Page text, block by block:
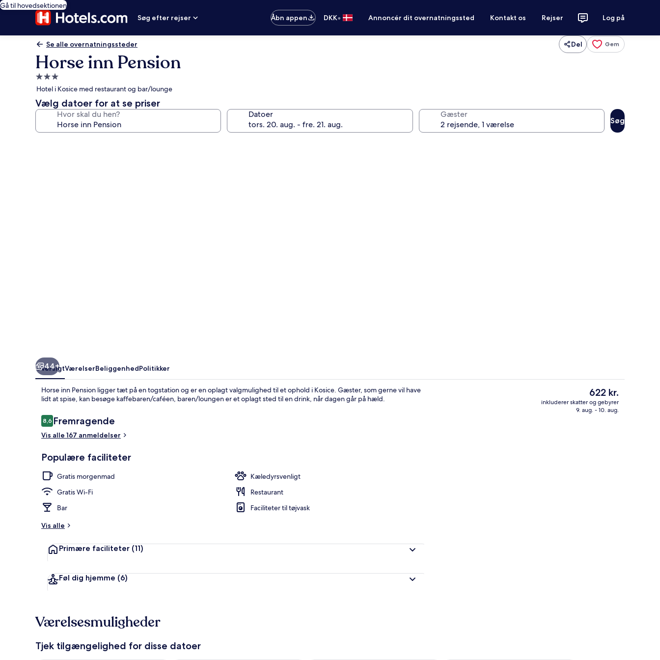
Gå til hovedsektionen
Søg efter rejser
Åbn appen DKK• Annoncér dit overnatningssted Kontakt os Rejser Log på
Se alle overnatningssteder Del Gem
Horse inn Pension
3.0-
stjernet
overnatningssted
Hotel i Kosice med restaurant og bar/lounge
Vælg datoer for at se priser
Hvor skal du hen? Datoer Gæster
Søg
Standardværelse med 2
44+
OversigtVærelserBeliggenhedPolitikker
Horse inn Pension ligger tæt på en togstation og er en oplagt valgmulighed til et ophold i Kosice. Gæster, som gerne vil have
lidt at spise, kan besøge kaffebaren/caféen, baren/loungen er et oplagt sted til en drink, når dagen går på hæld.
Anmeldelser
8,68,6 ud af 10.
Fremragende
Vis alle 167 anmeldelser
Populære faciliteter
Gratis morgenmad
Kæledyrsvenligt
Gratis Wi-Fi
Restaurant
Bar
Faciliteter til tøjvask
Vis alle
Primære faciliteter (11)
Føl dig hjemme (6)
Den
nuværende
pris
622 kr.
inkluderer skatter og gebyrer
9. aug. - 10. aug.
Værelsesmuligheder
Tjek tilgængelighed for disse datoer